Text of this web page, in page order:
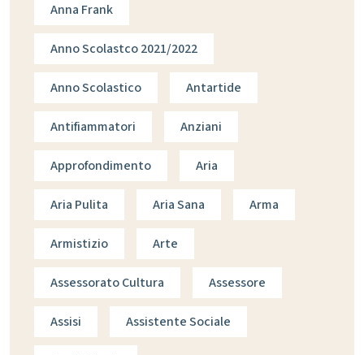
Anna Frank
Anno Scolastco 2021/2022
Anno Scolastico Antartide
Antifiammatori Anziani
Approfondimento Aria
Aria Pulita Aria Sana Arma
Armistizio Arte
Assessorato Cultura Assessore
Assisi Assistente Sociale